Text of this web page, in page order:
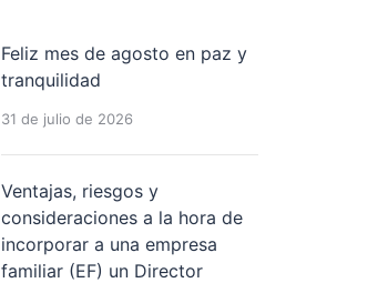
Feliz mes de agosto en paz y
tranquilidad
31 de julio de 2026
Ventajas, riesgos y
consideraciones a la hora de
incorporar a una empresa
familiar (EF) un Director